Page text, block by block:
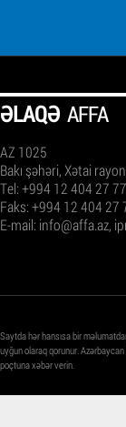
ƏLAQƏ AFFA
AZ 1025
Bakı şəhəri, Xətai
Tel: +994 12 404 27
Faks: +994 12 404 27
E-mail: info@affa.az,
Saytda hər hansısa bir
uyğun olaraq qorunur.
poçtuna xəbər verin.